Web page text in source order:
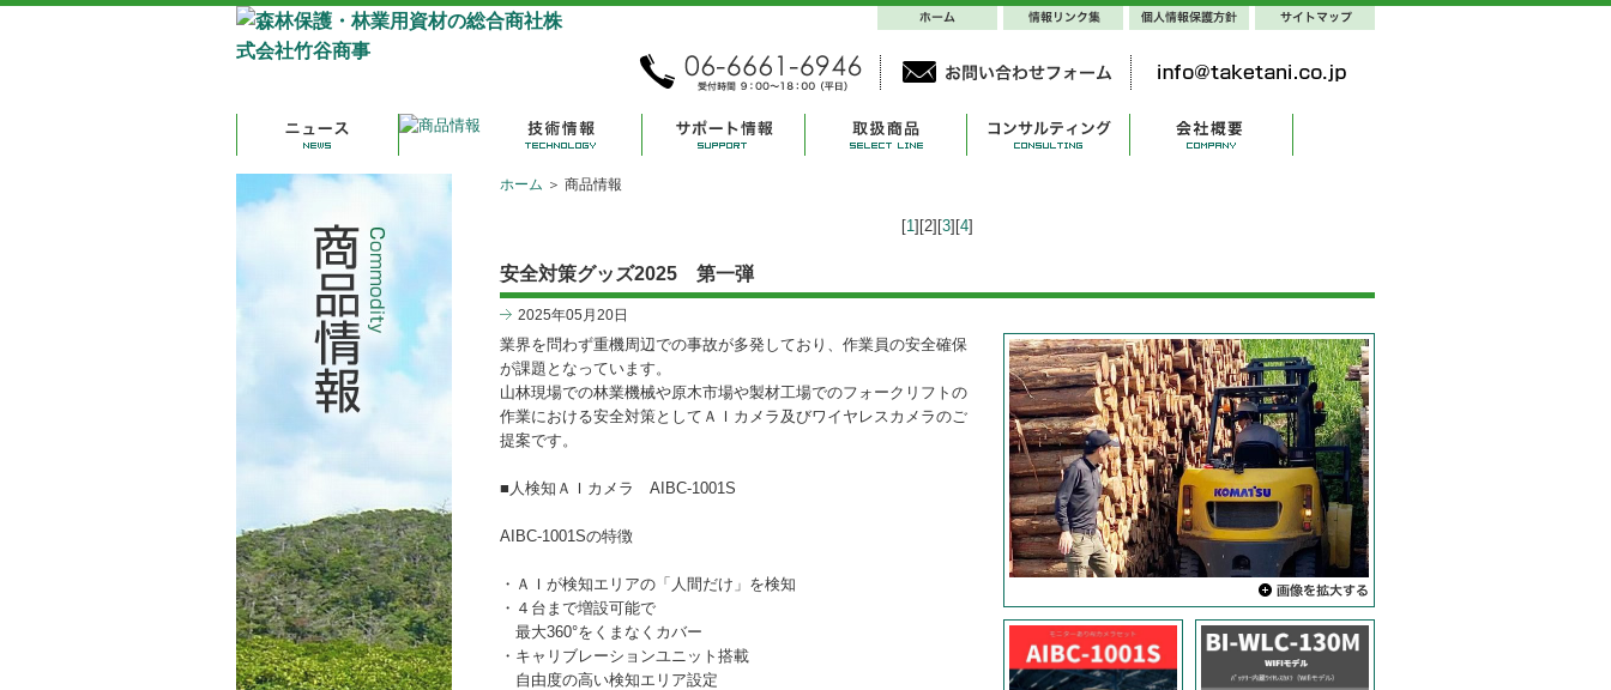
ホーム ＞ 商品情報
[1][2][3][4]
安全対策グッズ2025 第一弾
2025年05月20日
業界を問わず重機周辺での事故が多発しており、作業員の安全確保
が課題となっています。
山林現場での林業機械や原木市場や製材工場でのフォークリフトの
作業における安全対策としてＡＩカメラ及びワイヤレスカメラのご
提案です。
■人検知ＡＩカメラ AIBC-1001S
AIBC-1001Sの特徴
・ＡＩが検知エリアの「人間だけ」を検知
・４台まで増設可能で
最大360°をくまなくカバー
・キャリブレーションユニット搭載
自由度の高い検知エリア設定